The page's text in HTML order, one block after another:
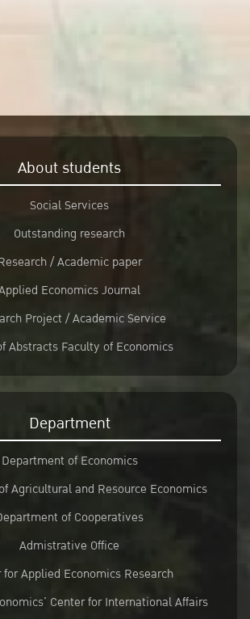
About students
Social Services
Outstanding research
/ Academic paper
Economics Journal
Project / Academic Service
Abstracts Faculty of Economics
Department
Department of Economics
Agricultural and Resource Economics
of Cooperatives
Admistrative Office
for Applied Economics Research
Center for International Affairs